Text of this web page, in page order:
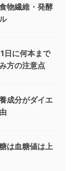
物繊維・発酵
日に何本まで
方の注意点
成分がダイエ
は血糖値は上